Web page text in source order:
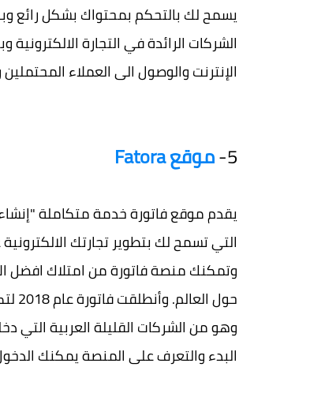
الشركات الرائدة في التجارة
الإنترنت والوصول الى العملاء
5- موقع Fatora
يقدم موقع فاتورة خدمة متكاملة
التي تسمح لك بتطوير تجارتك
وهو من الشركات القليلة العربية التي
البدء والتعرف على المنصة يمكنك